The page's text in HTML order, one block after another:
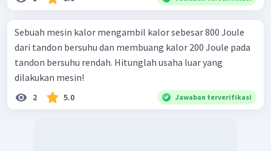
Sebuah mesin kalor mengambil kalor sebesar 800 Joule
dari tandon bersuhu dan membuang kalor 200 Joule pada
tandon bersuhu rendah. Hitunglah usaha luar yang
dilakukan mesin!
2 5.0 Jawaban terverifikasi